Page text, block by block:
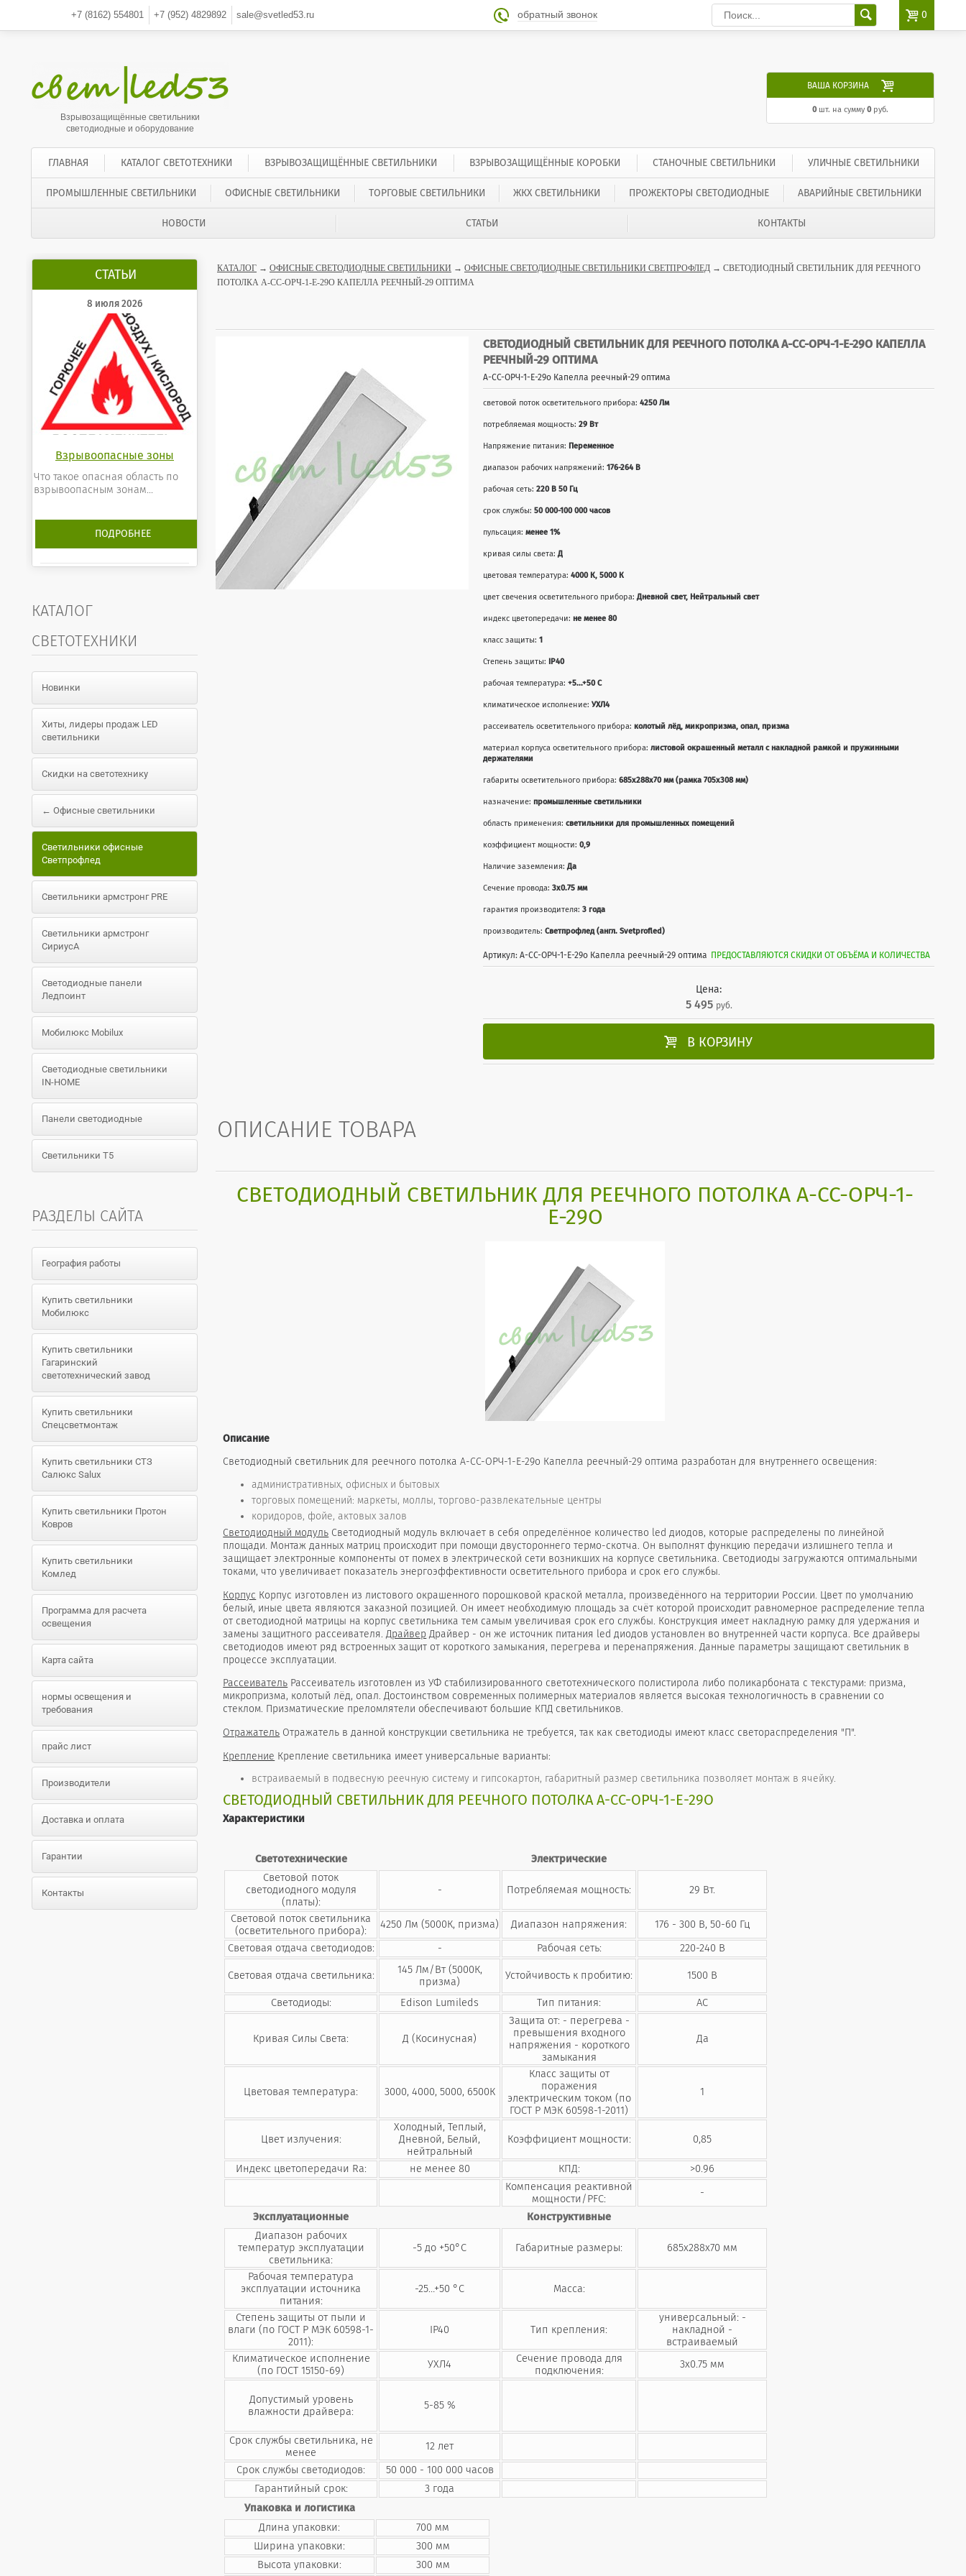
+7 (8162) 554801 +7 (952)4829892 sale@svetled53.ru  0
 обратный звонок
Взрывозащищённые светильники
светодиодные и оборудование
ВАША КОРЗИНА 
0шт. на сумму 0руб.
ГЛАВНАЯ КАТАЛОГ СВЕТОТЕХНИКИ ВЗРЫВОЗАЩИЩЁННЫЕ СВЕТИЛЬНИКИ ВЗРЫВОЗАЩИЩЁННЫЕ КОРОБКИ СТАНОЧНЫЕ СВЕТИЛЬНИКИ УЛИЧНЫЕ СВЕТИЛЬНИКИ
ПРОМЫШЛЕННЫЕ СВЕТИЛЬНИКИ ОФИСНЫЕ СВЕТИЛЬНИКИ ТОРГОВЫЕ СВЕТИЛЬНИКИ ЖКХ СВЕТИЛЬНИКИ ПРОЖЕКТОРЫ СВЕТОДИОДНЫЕ АВАРИЙНЫЕ СВЕТИЛЬНИКИ
НОВОСТИ СТАТЬИ КОНТАКТЫ
СТАТЬИ
8 июля 2026
Взрывоопасные зоны
Что такое опасная область по
взрывоопасным зонам...
ПОДРОБНЕЕ
КАТАЛОГ
СВЕТОТЕХНИКИ
Новинки
Хиты, лидеры продаж LED
светильники
Скидки на светотехнику
← Офисные светильники
Светильники офисные
Светпрофлед
Светильники армстронг PRE
Светильники армстронг
СириусА
Светодиодные панели
Ледпоинт
Мобилюкс Mobilux
Светодиодные светильники
IN-HOME
Панели светодиодные
Светильники T5
РАЗДЕЛЫ САЙТА
География работы
Купить светильники
Мобилюкс
Купить светильники
Гагаринский
светотехнический завод
Купить светильники
Спецсветмонтаж
Купить светильники СТЗ
Салюкс Salux
Купить светильники Протон
Ковров
Купить светильники
Комлед
Программа для расчета
освещения
Карта сайта
нормы освещения и
требования
прайс лист
Производители
Доставка и оплата
Гарантии
Контакты
КАТАЛОГ → ОФИСНЫЕ СВЕТОДИОДНЫЕ СВЕТИЛЬНИКИ → ОФИСНЫЕ СВЕТОДИОДНЫЕ СВЕТИЛЬНИКИ СВЕТПРОФЛЕД → СВЕТОДИОДНЫЙ СВЕТИЛЬНИК ДЛЯ РЕЕЧНОГО
ПОТОЛКА А-СС-ОРЧ-1-Е-29О КАПЕЛЛА РЕЕЧНЫЙ-29 ОПТИМА
СВЕТОДИОДНЫЙ СВЕТИЛЬНИК ДЛЯ РЕЕЧНОГО ПОТОЛКА А-СС-ОРЧ-1-Е-29О КАПЕЛЛА
РЕЕЧНЫЙ-29 ОПТИМА
А-СС-ОРЧ-1-Е-29о Капелла реечный-29 оптима
световой поток осветительного прибора: 4250 Лм
потребляемая мощность: 29 Вт
Напряжение питания: Переменное
диапазон рабочих напряжений: 176-264 В
рабочая сеть: 220 В 50 Гц
срок службы: 50 000-100 000 часов
пульсация: менее 1%
кривая силы света:Д
цветовая температура: 4000 К, 5000 К
цвет свечения осветительного прибора:Дневной свет, Нейтральный свет
индекс цветопередачи: не менее 80
класс защиты: 1
Степень защиты: IP40
рабочая температура: +5...+50 С
климатическое исполнение: УХЛ4
рассеиватель осветительного прибора: колотый лёд, микропризма, опал, призма
материал корпуса осветительного прибора: листовой окрашенный металл с накладной рамкой и пружинными
держателями
габариты осветительного прибора: 685x288x70 мм (рамка 705x308 мм)
назначение: промышленные светильники
область применения: светильники для промышленных помещений
коэффициент мощности: 0,9
Наличие заземления:Да
Сечение провода: 3х0.75 мм
гарантия производителя: 3 года
производитель: Светпрофлед (англ. Svetprofled)
Артикул: А-СС-ОРЧ-1-Е-29о Капелла реечный-29 оптима ПРЕДОСТАВЛЯЮТСЯ СКИДКИ ОТ ОБЪЁМА И КОЛИЧЕСТВА
Цена:
5 495 руб.
 В КОРЗИНУ
ОПИСАНИЕ ТОВАРА
СВЕТОДИОДНЫЙ СВЕТИЛЬНИК ДЛЯ РЕЕЧНОГО ПОТОЛКА А-СС-ОРЧ-1-
Е-29О
Описание
Светодиодный светильник для реечного потолка А-СС-ОРЧ-1-Е-29о Капелла реечный-29 оптима разработан для внутреннего освещения:
административных, офисных и бытовых
торговых помещений: маркеты, моллы, торгово-развлекательные центры
коридоров, фойе, актовых залов
Светодиодный модуль Светодиодный модуль включает в себя определённое количество led диодов, которые распределены по линейной
площади. Монтаж данных матриц происходит при помощи двустороннего термо-скотча. Он выполнят функцию передачи излишнего тепла и
защищает электронные компоненты от помех в электрической сети возникших на корпусе светильника. Светодиоды загружаются оптимальными
токами, что увеличивает показатель энергоэффективности осветительного прибора и срок его службы.
Корпус Корпус изготовлен из листового окрашенного порошковой краской металла, произведённого на территории России. Цвет по умолчанию
белый, иные цвета являются заказной позицией. Он имеет необходимую площадь за счёт которой происходит равномерное распределение тепла
от светодиодной матрицы на корпус светильника тем самым увеличивая срок его службы. Конструкция имеет накладную рамку для удержания и
замены защитного рассеивателя.Драйвер Драйвер - он же источник питания led диодов установлен во внутренней части корпуса. Все драйверы
светодиодов имеют ряд встроенных защит от короткого замыкания, перегрева и перенапряжения. Данные параметры защищают светильник в
процессе эксплуатации.
Рассеиватель Рассеиватель изготовлен из УФ стабилизированного светотехнического полистирола либо поликарбоната с текстурами: призма,
микропризма, колотый лёд, опал. Достоинством современных полимерных материалов является высокая технологичность в сравнении со
стеклом. Призматические преломлятели обеспечивают большие КПД светильников.
Отражатель Отражатель в данной конструкции светильника не требуется, так как светодиоды имеют класс светораспределения "П".
Крепление Крепление светильника имеет универсальные варианты:
встраиваемый в подвесную реечную систему и гипсокартон, габаритный размер светильника позволяет монтаж в ячейку.
СВЕТОДИОДНЫЙ СВЕТИЛЬНИК ДЛЯ РЕЕЧНОГО ПОТОЛКА А-СС-ОРЧ-1-Е-29О
Характеристики
Светотехнические
Электрические
Световой поток
светодиодного модуля
(платы):
- Потребляемая мощность: 29 Вт.
Световой поток светильника
(осветительного прибора):
4250 Лм (5000К, призма) Диапазон напряжения:
176 - 300 В, 50-60 Гц
Световая отдача светодиодов:
- Рабочая сеть: 220-240 В
Световая отдача светильника:
145 Лм/Вт (5000К,
призма)
Устойчивость к пробитию: 1500 В
Светодиоды: Edison Lumileds Тип питания: AC
Кривая Силы Света: Д (Косинусная)
Защита от: - перегрева -
превышения входного
напряжения - короткого
замыкания
Да
Цветовая температура: 3000, 4000, 5000, 6500К
Класс защиты от
поражения
электрическим током (по
ГОСТ Р МЭК 60598-1-2011)
1
Цвет излучения:
Холодный, Теплый,
Дневной, Белый,
нейтральный
Коэффициент мощности: 0,85
Индекс цветопередачи Ra: не менее 80 КПД:
>0.96
Компенсация реактивной
мощности/PFC:
-
Эксплуатационные
Конструктивные
Диапазон рабочих
температур эксплуатации
светильника:
-5 до +50°С Габаритные размеры: 685x288x70 мм
Рабочая температура
эксплуатации источника
питания:
-25…+50 °C Масса:
Степень защиты от пыли и
влаги (по ГОСТ Р МЭК 60598-1-
2011):
IP40 Тип крепления:
универсальный: -
накладной -
встраиваемый
Климатическое исполнение
(по ГОСТ 15150-69)
УХЛ4
Сечение провода для
подключения:
3х0.75 мм
Допустимый уровень
влажности драйвера:
5-85 %
Срок службы светильника, не
менее
12 лет
Срок службы светодиодов:
50 000 - 100 000 часов
Гарантийный срок:
3 года
Упаковка и логистика
Длина упаковки:
700 мм
Ширина упаковки:
300 мм
Высота упаковки:
300 мм